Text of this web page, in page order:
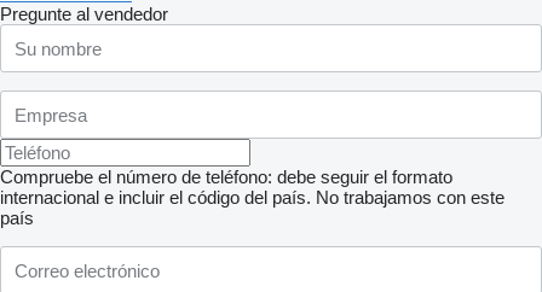
Pregunte al vendedor
Compruebe el número de teléfono: debe seguir el formato
internacional e incluir el código del país. No trabajamos con este
país